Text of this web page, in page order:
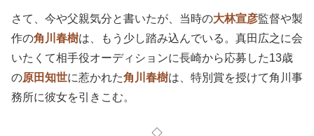
さて、今や父親気分と書いたが、当時の大林宣彦監督や製
作の角川春樹は、もう少し踏み込んでいる。真田広之に会
いたくて相手役オーディションに長崎から応募した13歳
の原田知世に惹かれた角川春樹は、特別賞を授けて角川事
務所に彼女を引きこむ。
◇